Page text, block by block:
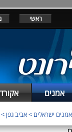
ראשי
אמנים
אמנים ישראלים >אביב גפן>